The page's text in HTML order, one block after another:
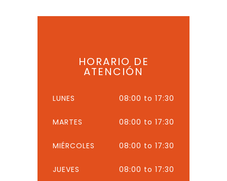
HORARIO DE
ATENCIÓN
LUNES 08:00 to 17:30
MARTES 08:00 to 17:30
MIÉRCOLES 08:00 to 17:30
JUEVES 08:00 to 17:30